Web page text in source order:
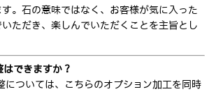
。石の意味ではなく、お客様が気に入った
ただき、楽しんでいただくことを主旨とし
できますか？
については、こちらのオプション加工を同時